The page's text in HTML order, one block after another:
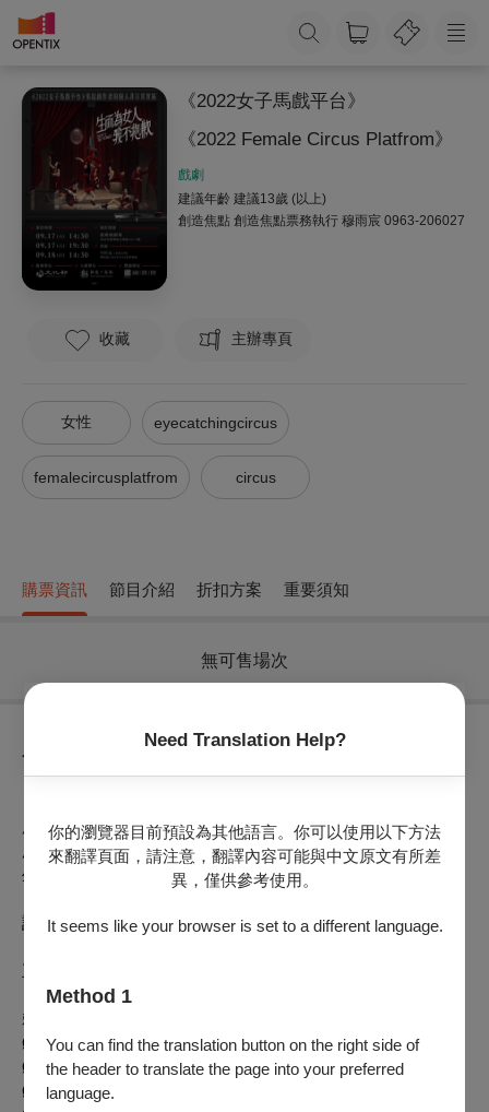
Need Translation Help?
你的瀏覽器目前預設為其他語言。你可以使用以下方法
來翻譯頁面，請注意，翻譯內容可能與中文原文有所差
異，僅供參考使用。
It seems like your browser is set to a different language.
Method 1
You can find the translation button on the right side of
the header to translate the page into your preferred
language.
《2022女子馬戲平台》
《2022 Female Circus Platfrom》
戲劇
建議年齡 建議13歲 (以上)
創造焦點 創造焦點票務執行 穆雨宸 0963-206027
收藏 主辦專頁
女性 eyecatchingcircus
femalecircusplatfrom circus
購票資訊 節目介紹 折扣方案 重要須知
無可售場次
節目介紹
所有想說的，沒說的，不敢說的
所有未知的，好奇的，真實存在的
生而為女人，只有你，才是你。
許照慈x蕭似綿x鄺杏宜
王育羚x梅芷菱
「女性主義藝術家 蘇品文 」
賴玟芳x藍翊云
Ø 獨立創作
Ø 引導開發
Ø 導師陪伴